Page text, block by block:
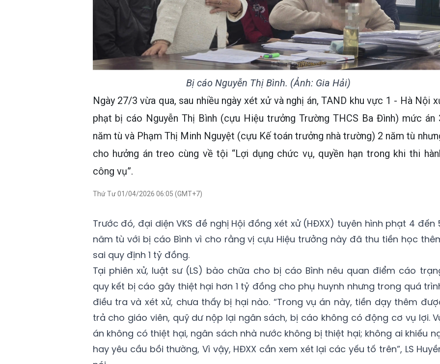
Bị cáo Nguyễn Thị Bình. (Ảnh: Gia Hải)
Ngày 27/3 vừa qua, sau nhiều ngày xét xử và nghị án, TAND khu vực 1 - Hà Nội
phạt bị cáo Nguyễn Thị Bình (cựu Hiệu trưởng Trường THCS Ba Đình) mức án
năm tù và Phạm Thị Minh Nguyệt (cựu Kế toán trưởng nhà trường) 2 năm tù
cho hưởng án treo cùng về tội “Lợi dụng chức vụ, quyền hạn trong khi thi
công vụ”.
Thứ Tư 01/04/2026 06:05 (GMT+7)
Trước đó, đại diện VKS đề nghị Hội đồng xét xử (HĐXX) tuyên hình phạt 4 đến
năm tù với bị cáo Bình vì cho rằng vị cựu Hiệu trưởng này đã thu tiền học
sai quy định 1 tỷ đồng.
Tại phiên xử, luật sư (LS) bào chữa cho bị cáo Bình nêu quan điểm cáo
quy kết bị cáo gây thiệt hại hơn 1 tỷ đồng cho phụ huynh nhưng trong quá
điều tra và xét xử, chưa thấy bị hại nào. “Trong vụ án này, tiền dạy thêm
trả cho giáo viên, quỹ dư nộp lại ngân sách, bị cáo không có động cơ vụ lợi.
án không có thiệt hại, ngân sách nhà nước không bị thiệt hại; không ai khiếu
hay yêu cầu bồi thường, Vì vậy, HĐXX cần xem xét lại các yếu tố trên”, LS